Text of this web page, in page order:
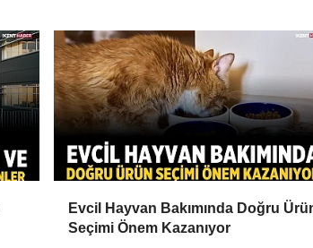
Evcil Hayvan Bakımında Doğru
Seçimi Önem Kazanıyor